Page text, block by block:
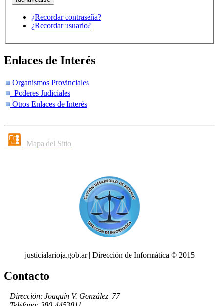
¿Recordar contraseña?
¿Recordar usuario?
Enlaces de Interés
Organismos Provinciales
Poderes Judiciales
Otros Enlaces de Interés
Mapa del Sitio
justicialarioja.gob.ar | Dirección de Informática © 2015
Contacto
Dirección: Joaquín V. González, 77